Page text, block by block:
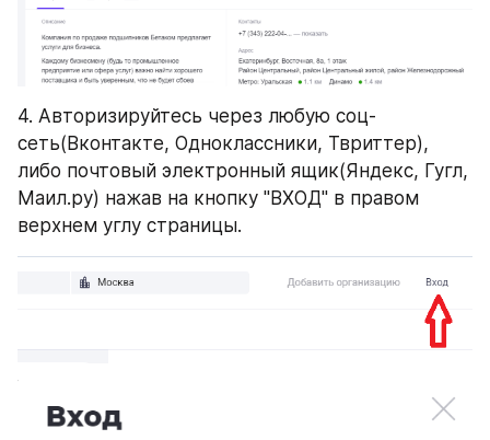
4. Авторизируйтесь через любую соц-
сеть(Вконтакте, Одноклассники, Твриттер),
либо почтовый электронный ящик(Яндекс, Гугл,
Маил.ру) нажав на кнопку "ВХОД" в правом
верхнем углу страницы.